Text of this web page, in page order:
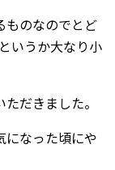
ものなのでとど
いうか大なり小
だきました。
になった頃にや